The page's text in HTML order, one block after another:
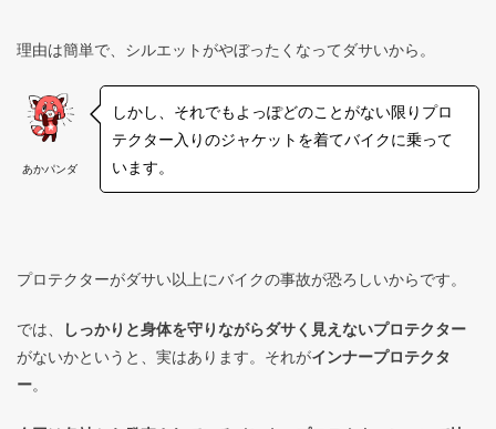
理由は簡単で、シルエットがやぼったくなってダサいから。
あかパンダ
しかし、それでもよっぽどのことがない限りプロ
テクター入りのジャケットを着てバイクに乗って
います。
プロテクターがダサい以上にバイクの事故が恐ろしいからです。
では、
しっかりと身体を守りながらダサく見えないプロテクター
がないかというと、実はあります。それがインナープロテクタ
ー。